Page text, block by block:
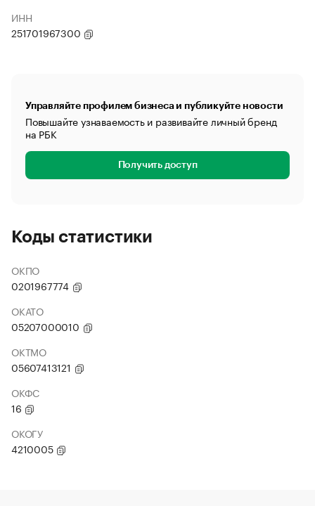
ИНН
251701967300
Управляйте профилем бизнеса и публикуйте новости
Повышайте узнаваемость и развивайте личный бренд
на РБК
Получить доступ
Коды статистики
ОКПО
0201967774
ОКАТО
05207000010
ОКТМО
05607413121
ОКФС
16
ОКОГУ
4210005